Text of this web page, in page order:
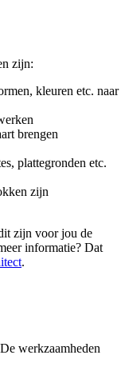
zijn:
kleuren etc. naar
brengen
plattegronden etc.
zijn
zijn voor jou de
informatie? Dat
.
werkzaamheden